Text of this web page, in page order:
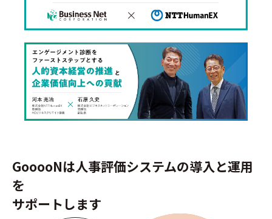
GooooNは人事評価システムの導入と運用
を
サポートします